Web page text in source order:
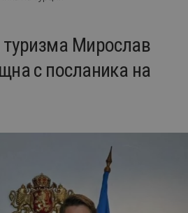
Мирослав
с посланика на